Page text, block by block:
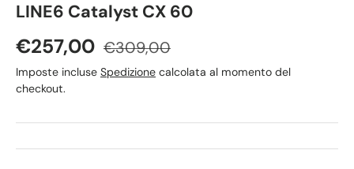
LINE6 Catalyst CX 60
Prezzo di vendita
€257,00 Prezzo normale
€309,00
Imposte incluse Spedizione calcolata al momento del
checkout.